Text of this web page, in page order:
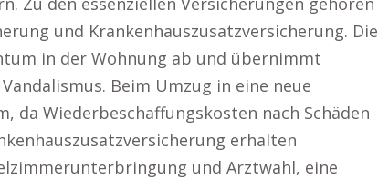
und Krankenhauszusatzversicherung. Die
in der Wohnung ab und übernimmt
Beim Umzug in eine neue
da Wiederbeschaffungskosten nach Schäden
erhalten
und Arztwahl, eine